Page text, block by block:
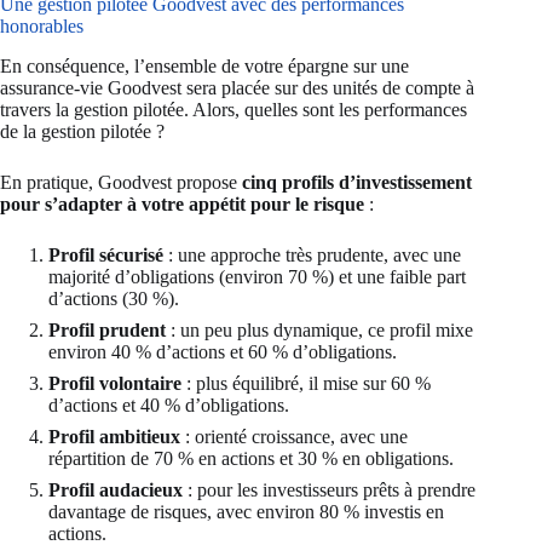
Une gestion pilotée Goodvest avec des performances
honorables
En conséquence, l’ensemble de votre épargne sur une
assurance-vie Goodvest sera placée sur des unités de compte à
travers la gestion pilotée. Alors, quelles sont les performances
de la gestion pilotée ?
En pratique, Goodvest propose cinq profils d’investissement
pour s’adapter à votre appétit pour le risque :
Profil sécurisé : une approche très prudente, avec une
majorité d’obligations (environ 70 %) et une faible part
d’actions (30 %).
Profil prudent : un peu plus dynamique, ce profil mixe
environ 40 % d’actions et 60 % d’obligations.
Profil volontaire : plus équilibré, il mise sur 60 %
d’actions et 40 % d’obligations.
Profil ambitieux : orienté croissance, avec une
répartition de 70 % en actions et 30 % en obligations.
Profil audacieux : pour les investisseurs prêts à prendre
davantage de risques, avec environ 80 % investis en
actions.